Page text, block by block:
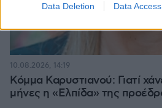
Data Deletion Data Access
Κόμμα Καρυστιανού: Γιατί
μήνες η «Ελπίδα» της
10.08.2026, 14:19